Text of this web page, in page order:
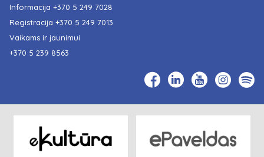
Informacija +370 5 249 7028
Registracija +370 5 249 7013
Vaikams ir jaunimui
+370 5 239 8563